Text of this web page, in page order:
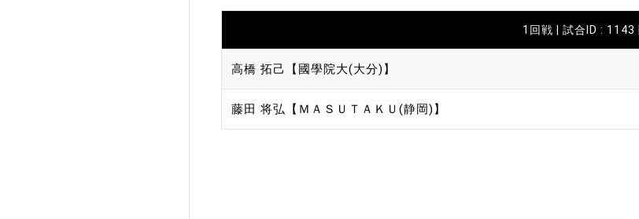
1回戦 | 試合ID : 1143 |
高橋 拓己【國學院大(大分)】
藤田 将弘【ＭＡＳＵＴＡＫＵ(静岡)】